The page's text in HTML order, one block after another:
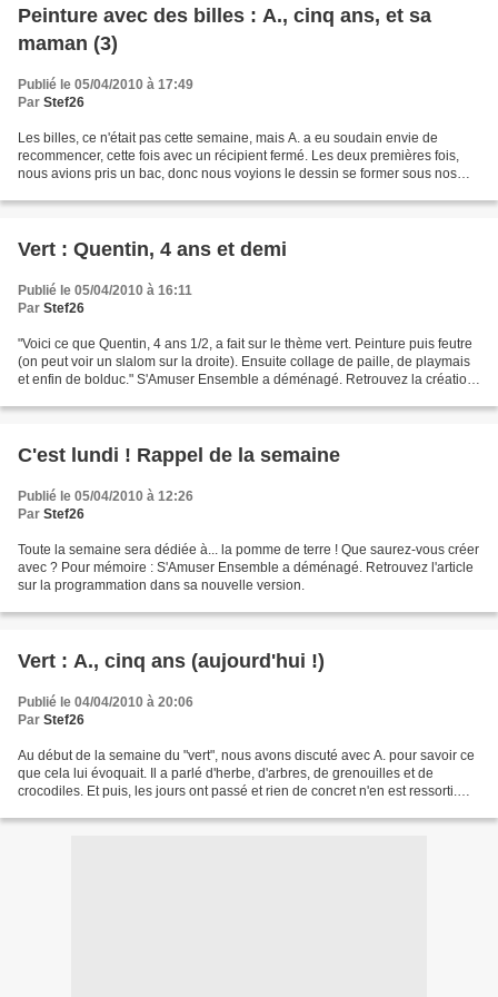
Peinture avec des billes : A., cinq ans, et sa
maman (3)
Publié le 05/04/2010 à 17:49
Par Stef26
Les billes, ce n'était pas cette semaine, mais A. a eu soudain envie de
recommencer, cette fois avec un récipient fermé. Les deux premières fois,
nous avions pris un bac, donc nous voyions le dessin se former sous nos
Vert : Quentin, 4 ans et demi
Publié le 05/04/2010 à 16:11
Par Stef26
"Voici ce que Quentin, 4 ans 1/2, a fait sur le thème vert. Peinture puis feutre
(on peut voir un slalom sur la droite). Ensuite collage de paille, de playmais
et enfin de bolduc." S'Amuser Ensemble a déménagé. Retrouvez la création
C'est lundi ! Rappel de la semaine
Publié le 05/04/2010 à 12:26
Par Stef26
Toute la semaine sera dédiée à... la pomme de terre ! Que saurez-vous créer
avec ? Pour mémoire : S'Amuser Ensemble a déménagé. Retrouvez l'article
sur la programmation dans sa nouvelle version.
Vert : A., cinq ans (aujourd'hui !)
Publié le 04/04/2010 à 20:06
Par Stef26
Au début de la semaine du "vert", nous avons discuté avec A. pour savoir ce
que cela lui évoquait. Il a parlé d'herbe, d'arbres, de grenouilles et de
crocodiles. Et puis, les jours ont passé et rien de concret n'en est ressorti.